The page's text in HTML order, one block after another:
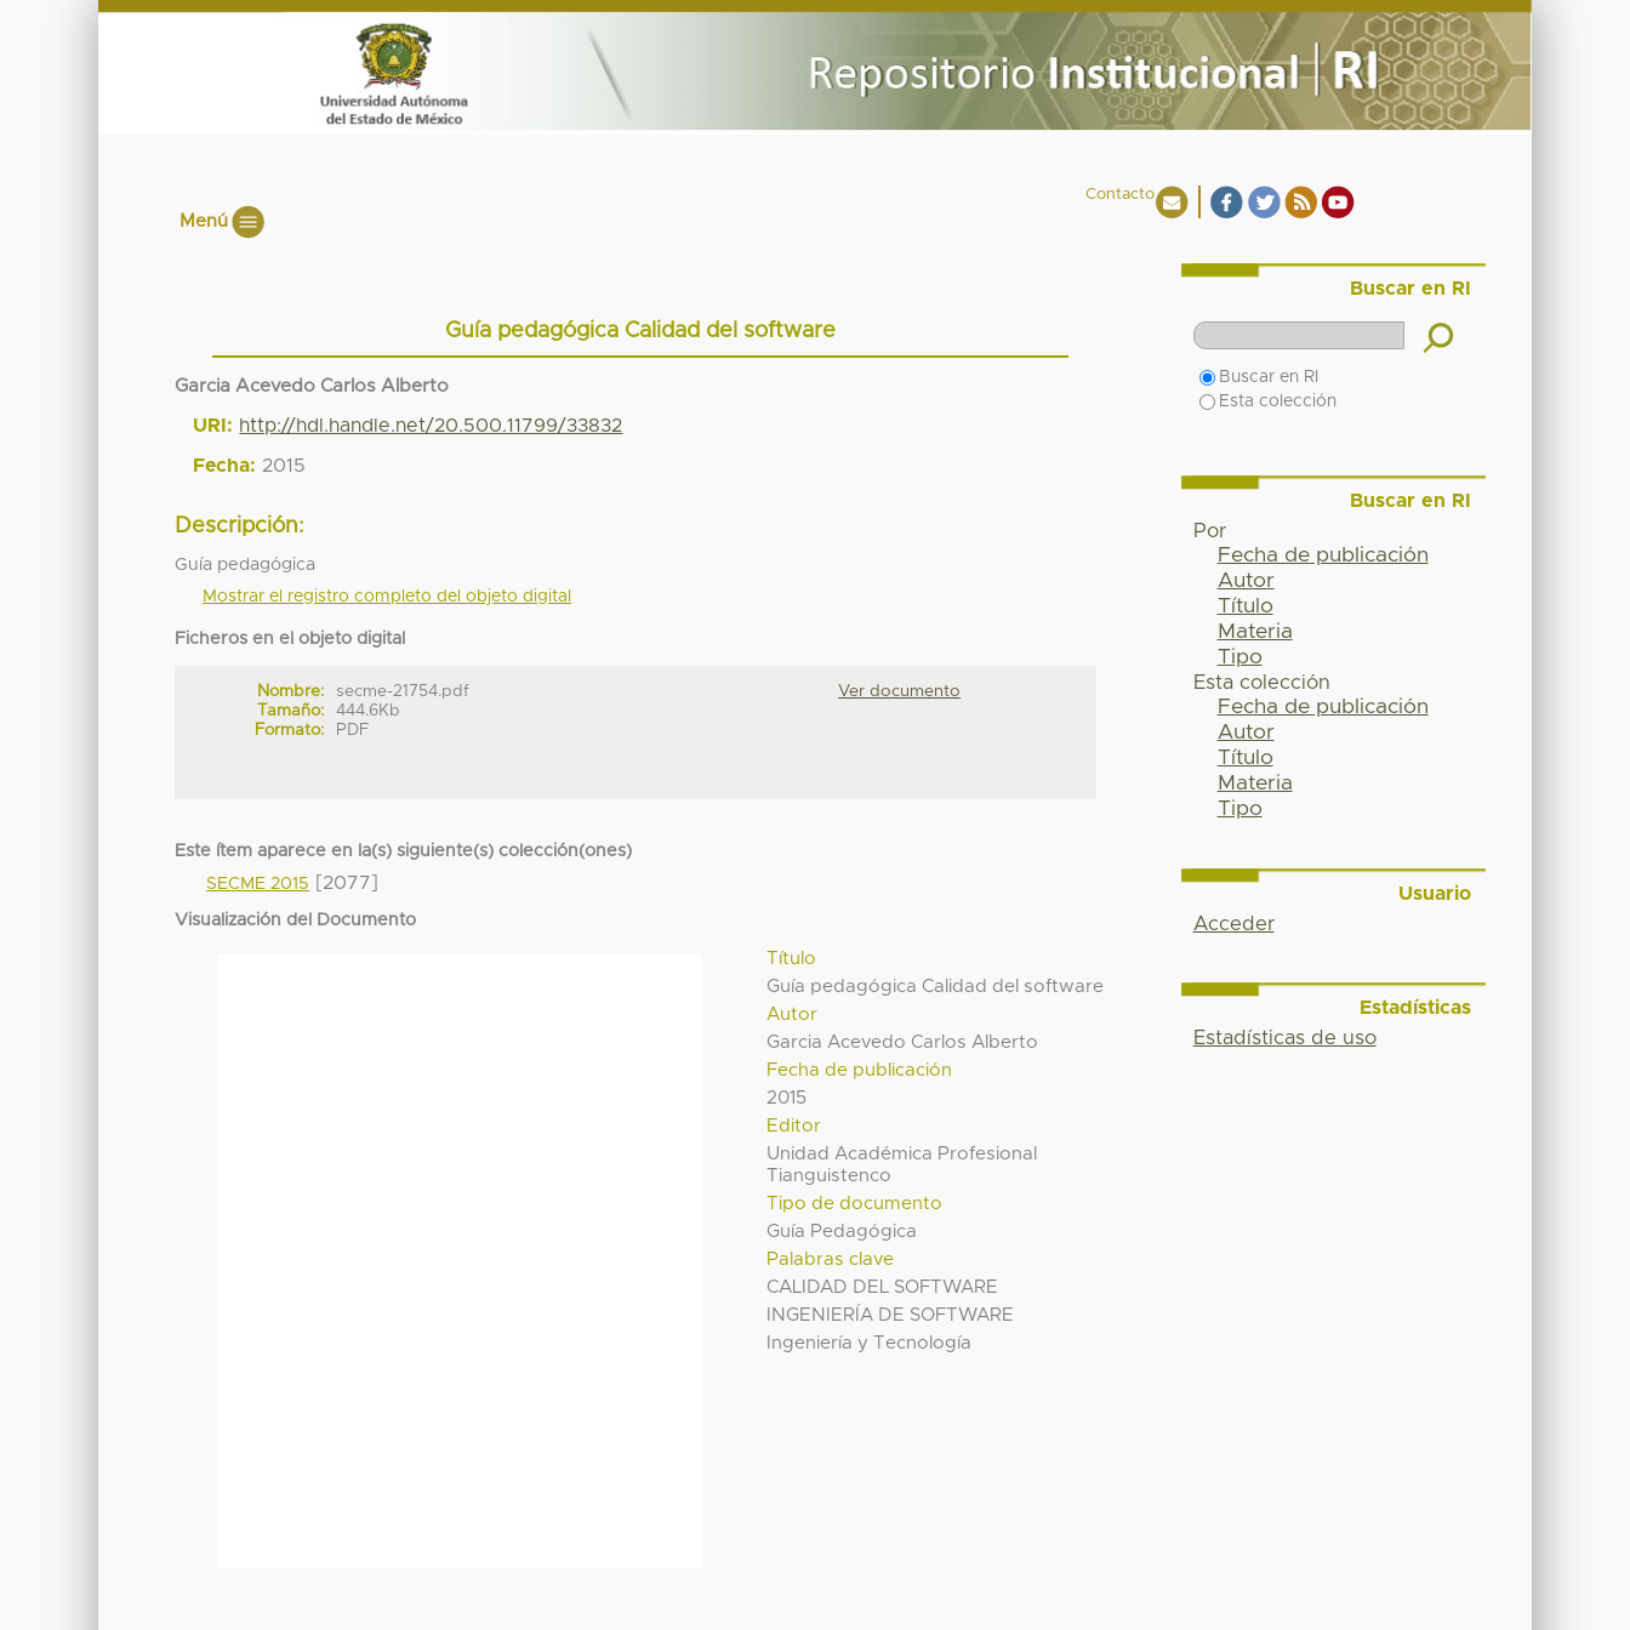
Contacto
Menú
Guía pedagógica Calidad del software
Garcia Acevedo Carlos Alberto
URI: http://hdl.handle.net/20.500.11799/33832
Fecha: 2015
Descripción:
Guía pedagógica
Mostrar el registro completo del objeto digital
Ficheros en el objeto digital
Nombre:
secme-21754.pdf
Tamaño:
444.6Kb
Formato:
PDF
Ver documento
Este ítem aparece en la(s) siguiente(s) colección(ones)
SECME 2015
[2077]
Visualización del Documento
Título
Guía pedagógica Calidad del software
Autor
Garcia Acevedo Carlos Alberto
Fecha de publicación
2015
Editor
Unidad Académica Profesional
Tianguistenco
Tipo de documento
Guía Pedagógica
Palabras clave
CALIDAD DEL SOFTWARE
INGENIERÍA DE SOFTWARE
Ingeniería y Tecnología
Buscar en RI
Buscar en RI
Esta colección
Buscar en RI
Por
Fecha de publicación
Autor
Título
Materia
Tipo
Esta colección
Fecha de publicación
Autor
Título
Materia
Tipo
Usuario
Acceder
Estadísticas
Estadísticas de uso